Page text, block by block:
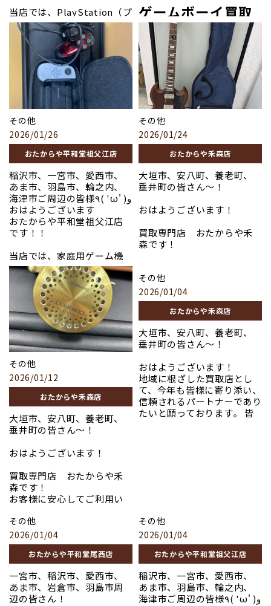
皆様のご来店を心からお待
ちしております〜！
==============================
＃貴金属
＃プラチナ
＃ブランド品
＃ロレックス
#バレンシアガ
＃コーチ
＃グッチ
＃バカラ
＃ディオール
＃フェラガモ
＃金
＃岐阜市
＃おたからや
＃骨董品
＃切手
＃高価買取
===============================
買取専門店 おたからや 加納
写真以外のブランド品、貴
金属、骨董品など高価買取
させていただきます！
ぜひお気軽にご来店くださ
い！
＃貴金属
＃プラチナ
＃ブランド品
＃時計
＃金
＃稲沢市
＃おたからや
＃骨董品
＃切手
＃高価買取
＃コーチ
＃グッチ
＃ヴィトン
＃エルメス
＃シャネル
＃ロレックス
平和堂祖父江店
2F エスカレーター横すぐ
当店では、PlayStation（プ
レステ）シリーズのゲーム機
本体・周辺機器・ソフトを
幅広く買取しております。
PlayStation5（PS5）をは
じめ、PS4・PS3などの旧型
モデルまで、
状態や付属品の有無を問わ
適正価格で査定・買取し
ています。
レイステーションは、モデ
ルや状態、付属品の有無に
より買取価格が異なります。
当店では、最新機種から旧
型モデルまで丁寧に査定
し、高価買取を行っておりま
す。
ぜひ一度ご自宅に眠っている
ゲーム機などがありました
ら、お持ち込みください。
お写真は先日買取させてい
ただきましたお品になりま
す。
「ゲーム機」
写真以外のブランド品、貴
金属、骨董品など高価買取
させていただきます！
ぜひお気軽にご来店くださ
い！
＃貴金属
＃プラチナ
＃ブランド品
＃時計
＃金
＃稲沢市
＃おたからや
＃骨董品
＃切手
＃羽島市
＃高価買取
＃バレンシアガ
＃コーチ
＃グッチ
＃バカラ
＃ディオール
＃ヴィトン
＃エルメス
ゲームボーイ買取
実績
当店では、初代ゲームボー
イからゲームボーイカラ
ー、ゲームボーイアドバン
スまで、
幅広い世代のゲームボーイ
本体や周辺機器を買取して
おります。
動作不良や付属品が揃ってい
ないものでも、市場価値や
希少性に基づき適正価格で
査定いたします。
お写真は先日買い取らせて
す！
「ゲーム機」
写真以外のお品も高価買取
しております！
ぜひお気軽にお声をおかけ
ください！！
＃貴金属
＃プラチナ
＃ブランド品
＃時計
＃金
＃一宮市
＃おたからや
＃骨董品
＃ディオール
#ヴィトン
平和堂尾西店 出入り口左
その他
2026/01/26
おたからや平和堂祖父江店
稲沢市、一宮市、愛西市、
あま市、羽島市、輪之内、
海津市ご周辺の皆様٩( 'ω' )و
おはようございます
おたからや平和堂祖父江店
です！！
当店では、家庭用ゲーム機
や携帯型ゲーム機、周辺機
器まで、幅広く買取を行って
おります。
最新モデルから旧型モデル
まで、動作に問題があるもの
や付属品が揃っていないもの
でも、適正価格で査定・買
取しております。
お写真は先日買取させてい
ただきましたお品になりま
す。
「ゲーム機」
写真以外のブランド品、貴
金属、骨董品など高価買取
ぜひお気軽にご来店くださ
い！
＃貴金属
＃プラチナ
＃ブランド品
＃時計
＃金
＃稲沢市
＃おたからや
＃骨董品
その他
2026/01/24
おたからや禾森店
大垣市、安八町、養老町、
垂井町の皆さん〜！
おはようございます！
買取専門店 おたからや禾
森です！
使わなくなったギターはご
ざいませんか？
アコースティックギター、エ
レキギター、クラシックギ
ター、ベースギターまで、
当店では 幅広いギターを高
価買取しております。
趣味で使わなくなったギタ
ーや、買い替えを検討して
いる方も、
価値が下がる前の売却がお
すすめです。
上記以外のお品も高価買取
させていただきます！
どうぞご来店をお待ちして
おります〜٩( ᐛ )و
#貴金属
その他
2026/01/12
おたからや禾森店
大垣市、安八町、養老町、
垂井町の皆さん〜！
おはようございます！
買取専門店 おたからや禾
森です！
お客様に安心してご利用い
査定と丁寧な説明を心がけ
ています。査定額にご納得い
ただけない場合は、無理に
売却を勧めることはござい
ません。お客様の疑問や不
安を解消し、気持ちの良い
お取引ができるよう努めま
す。
その他
2026/01/04
おたからや禾森店
大垣市、安八町、養老町、
垂井町の皆さん〜！
おはようございます！
地域に根ざした買取店とし
て、今年も皆様に寄り添い、
信頼されるパートナーであり
たいと願っております。 皆
#プラチナ
#ブランド品
#時計
#おたからや
#骨董品
#切手
#高価買取
その他
2026/01/04
おたからや平和堂尾西店
一宮市、稲沢市、愛西市、
あま市、岩倉市、羽島市周
辺の皆さん！
その他
2026/01/04
おたからや平和堂祖父江店
稲沢市、一宮市、愛西市、
あま市、羽島市、輪之内、
海津市ご周辺の皆様٩( 'ω' )و